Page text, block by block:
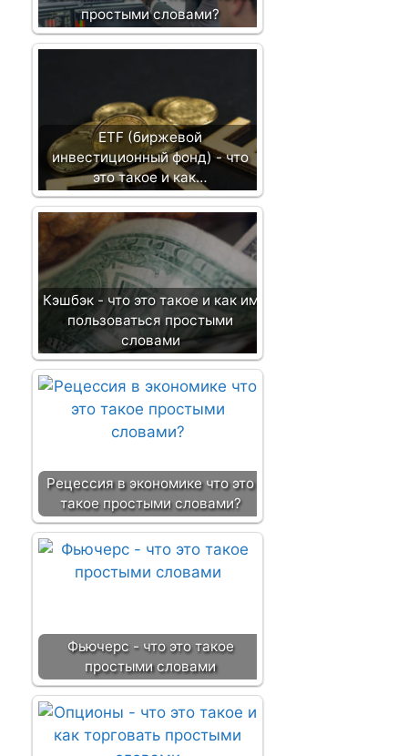
простыми словами?
ETF (биржевой
инвестиционный фонд) - что
это такое и как…
Кэшбэк - что это такое и как им
пользоваться простыми
словами
Рецессия в экономике что это
такое простыми словами?
Фьючерс - что это такое
простыми словами